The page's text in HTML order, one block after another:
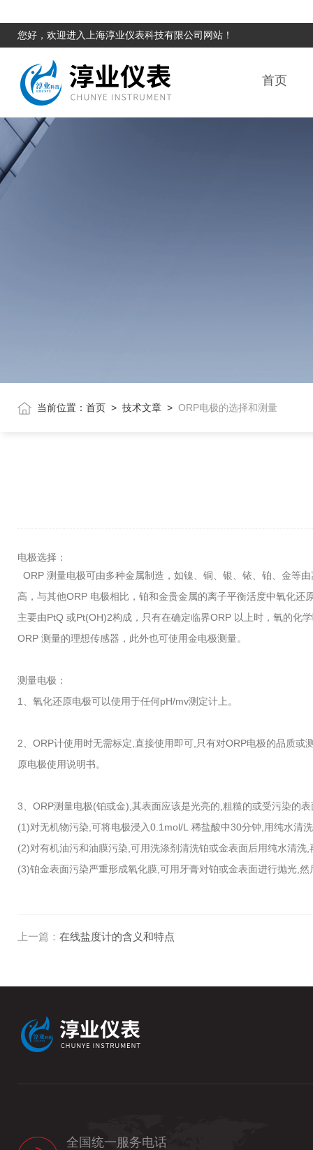
您好，欢迎进入上海淳业仪表科技有限公司网站！
首页
当前位置： 首页 > 技术文章 > ORP电极的选择和测量
电极选择：
ORP 测量电极可由多种金属制造，如镍、铜、银、铱、铂、金等
高，与其他ORP 电极相比，铂和金贵金属的离子平衡活度中氧化
主要由PtQ 或Pt(OH)2构成，只有在确定临界ORP 以上时，氧的化
ORP 测量的理想传感器，此外也可使用金电极测量。
测量电极：
1、氧化还原电极可以使用于任何pH/mv测定计上。
2、ORP计使用时无需标定,直接使用即可,只有对ORP电极的品质
原电极使用说明书。
3、ORP测量电极(铂或金),其表面应该是光亮的,粗糙的或受污染的
(1)对无机物污染,可将电极浸入0.1mol/L 稀盐酸中30分钟,用纯水清
(2)对有机油污和油膜污染,可用洗涤剂清洗铂或金表面后用纯水清
(3)铂金表面污染严重形成氧化膜,可用牙膏对铂或金表面进行抛光,
上一篇： 在线盐度计的含义和特点
全国统一服务电话